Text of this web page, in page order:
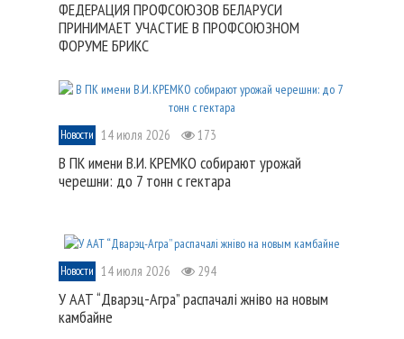
ФЕДЕРАЦИЯ ПРОФСОЮЗОВ БЕЛАРУСИ
ПРИНИМАЕТ УЧАСТИЕ В ПРОФСОЮЗНОМ
ФОРУМЕ БРИКС
Новости 14 июля 2026 173
В ПК имени В.И. КРЕМКО собирают урожай
черешни: до 7 тонн с гектара
Новости 14 июля 2026 294
У ААТ “Дварэц-Агра” распачалі жніво на новым
камбайне